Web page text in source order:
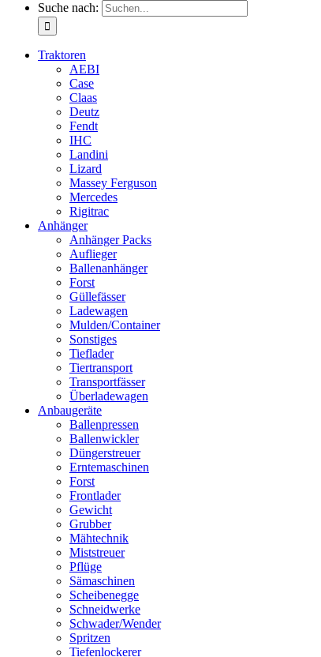
Suche nach:
Traktoren
AEBI
Case
Claas
Deutz
Fendt
IHC
Landini
Lizard
Massey Ferguson
Mercedes
Rigitrac
Anhänger
Anhänger Packs
Auflieger
Ballenanhänger
Forst
Güllefässer
Ladewagen
Mulden/Container
Sonstiges
Tieflader
Tiertransport
Transportfässer
Überladewagen
Anbaugeräte
Ballenpressen
Ballenwickler
Düngerstreuer
Erntemaschinen
Forst
Frontlader
Gewicht
Grubber
Mähtechnik
Miststreuer
Pflüge
Sämaschinen
Scheibenegge
Schneidwerke
Schwader/Wender
Spritzen
Tiefenlockerer